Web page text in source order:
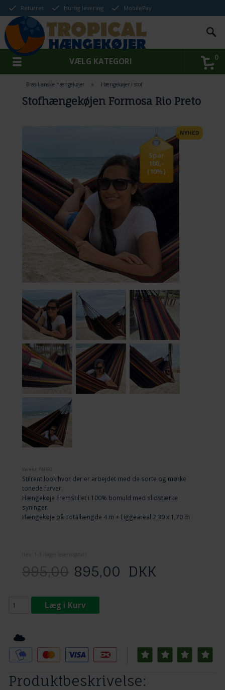
Returret Hurtig levering MobilePay
0
VÆLG KATEGORI
Brasilianske hængekøjer » Hængekøjer i stof
Stofhængekøjen Formosa Rio Preto
Spar
100,-
(10%)
Varenr. FM592
Stilrent look hvor der er arbejdet med de sorte og mørke
tonede farver.
Hængekøje Fremstillet i 100% bomuld med slidstærke
syninger.
Hængekøje på Totallængde 4 m + Liggeareal 2,30 x 1,70 m
995,00 895,00 DKK
Læg i Kurv
Produktbeskrivelse: